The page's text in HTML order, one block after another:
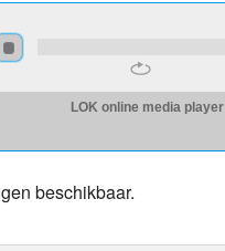
LOK online media player
beschikbaar.